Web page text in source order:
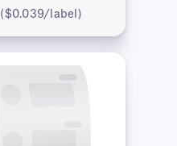
($0.039/label)